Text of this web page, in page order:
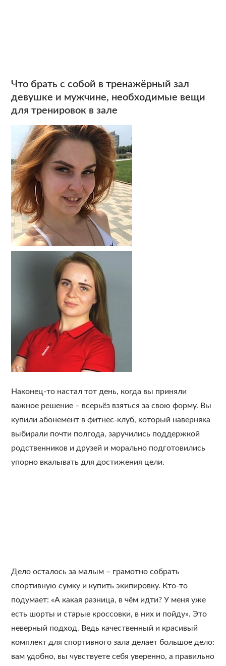
Что брать с собой в тренажёрный зал
девушке и мужчине, необходимые вещи
для тренировок в зале
Наконец-то настал тот день, когда вы приняли
важное решение – всерьёз взяться за свою форму. Вы
купили абонемент в фитнес-клуб, который наверняка
выбирали почти полгода, заручились поддержкой
родственников и друзей и морально подготовились
упорно вкалывать для достижения цели.
Дело осталось за малым – грамотно собрать
спортивную сумку и купить экипировку. Кто-то
подумает: «А какая разница, в чём идти? У меня уже
есть шорты и старые кроссовки, в них и пойду». Это
неверный подход. Ведь качественный и красивый
комплект для спортивного зала делает большое дело:
вам удобно, вы чувствуете себя уверенно, а правильно